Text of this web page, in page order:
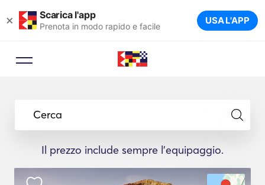
× Scarica l'app
Prenota in modo rapido e facile USA L'APP
Cerca
Il prezzo include sempre l'equipaggio.